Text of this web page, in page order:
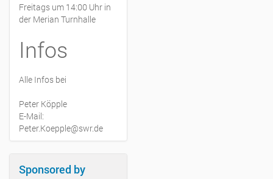
Freitags um 14:00 Uhr in
der Merian Turnhalle
Infos
Alle Infos bei
Peter Köpple
E-Mail:
Peter.Koepple@swr.de
Sponsored by